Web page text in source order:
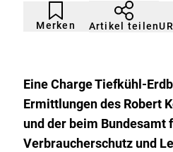
Merken
Artikel
nicht
gemerkt
Durch
Klicken
der
Artikel teilen
Eine Charge Tiefkühl-
Ermittlungen des Robert
und der beim Bundesamt
Verbraucherschutz und